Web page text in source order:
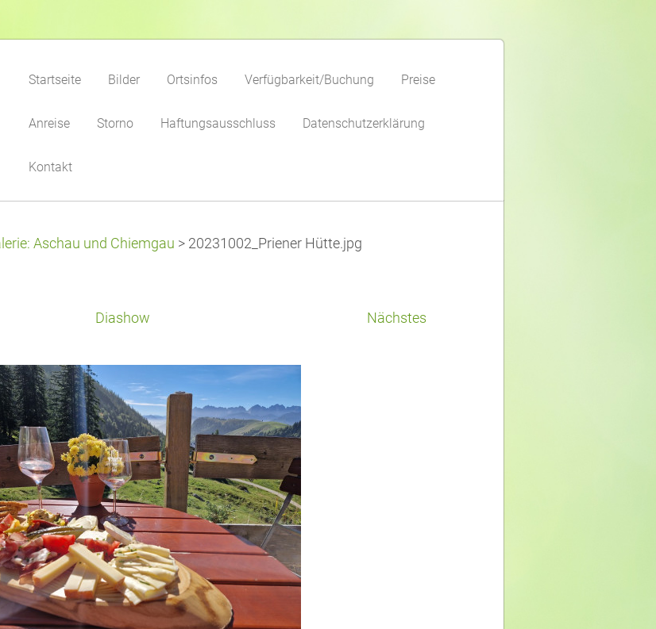
Startseite Bilder Ortsinfos Verfügbarkeit/Buchung Preise
Anreise Storno Haftungsausschluss Datenschutzerklärung
Kontakt
Aschau und Chiemgau > 20231002_Priener Hütte.jpg
Diashow Nächstes